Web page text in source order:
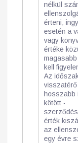
nélkül
érteni,
esetén a
vagy
értéke
kell
Az
visszatérő
hosszabb
kötött -
érték
az
egy évre